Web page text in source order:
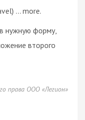
... more.
нужную форму,
второго
права ООО «Легион»